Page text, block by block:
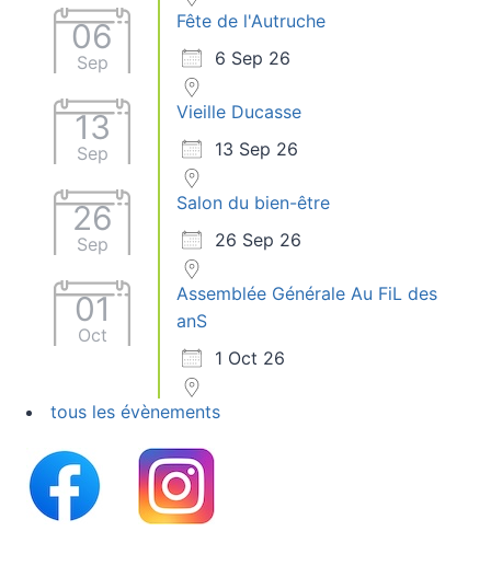
06
Sep
Fête de l'Autruche
6 Sep 26
13
Sep
Vieille Ducasse
13 Sep 26
26
Sep
Salon du bien-être
26 Sep 26
01
Oct
Assemblée Générale Au FiL des
anS
1 Oct 26
tous les évènements